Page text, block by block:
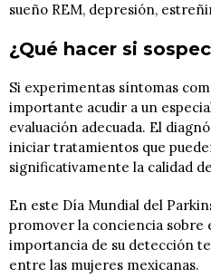
sueño REM, depresión,
¿Qué hacer si
Si experimentas síntomas
importante acudir a un
evaluación adecuada. El
iniciar tratamientos que
significativamente la calidad
En este Día Mundial del
promover la conciencia sobre
importancia de su detección
entre las mujeres mexicanas.